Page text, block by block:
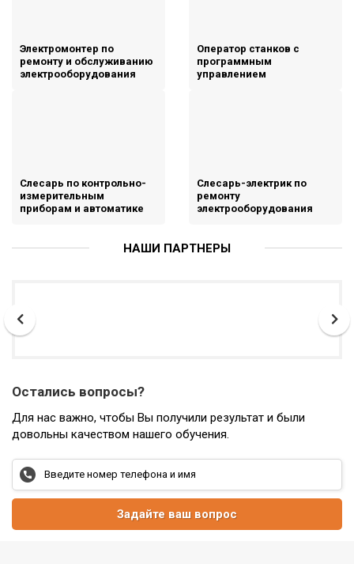
Электромонтер по
ремонту и обслуживанию
электрооборудования
Оператор станков с
программным
управлением
Слесарь по контрольно-
измерительным
приборам и автоматике
Слесарь-электрик по
ремонту
электрооборудования
НАШИ ПАРТНЕРЫ
Остались вопросы?
Для нас важно, чтобы Вы получили результат и были
довольны качеством нашего обучения.
Задайте ваш вопрос